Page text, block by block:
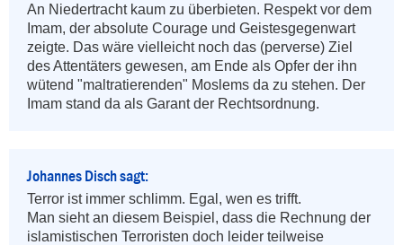
An Niedertracht kaum zu überbieten. Respekt vor dem
Imam, der absolute Courage und Geistesgegenwart
zeigte. Das wäre vielleicht noch das (perverse) Ziel
des Attentäters gewesen, am Ende als Opfer der ihn
wütend "maltratierenden" Moslems da zu stehen. Der
Imam stand da als Garant der Rechtsordnung.
Johannes Disch sagt:
Terror ist immer schlimm. Egal, wen es trifft.
Man sieht an diesem Beispiel, dass die Rechnung der
islamistischen Terroristen doch leider teilweise